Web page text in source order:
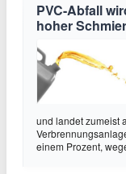
PVC-Abfall
hoher
und landet zumeist
einem Prozent,